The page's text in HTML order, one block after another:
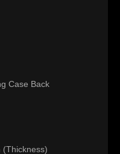
Case Back
(Thickness)